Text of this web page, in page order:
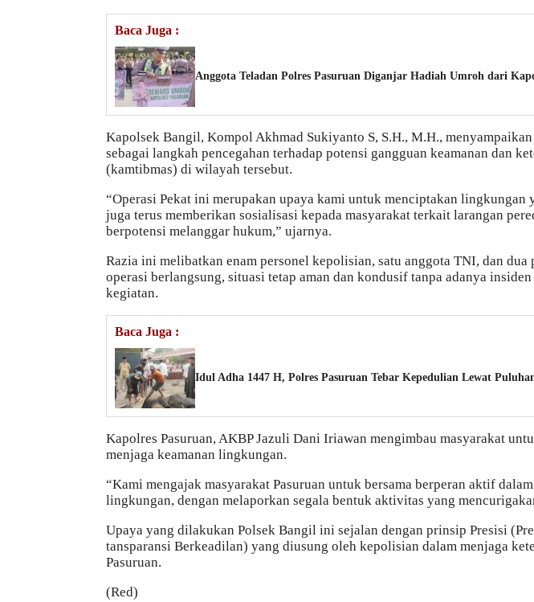
Baca Juga :
Anggota Teladan Polres Pasuruan Diganjar Hadiah Umroh dari
Kapolsek Bangil, Kompol Akhmad Sukiyanto S, S.H., M.H.,
sebagai langkah pencegahan terhadap potensi gangguan keamanan dan
(kamtibmas) di wilayah tersebut.
“Operasi Pekat ini merupakan upaya kami untuk menciptakan lingkungan
juga terus memberikan sosialisasi kepada masyarakat terkait larangan
berpotensi melanggar hukum,” ujarnya.
Razia ini melibatkan enam personel kepolisian, satu anggota TNI, dan dua
operasi berlangsung, situasi tetap aman dan kondusif tanpa adanya
kegiatan.
Baca Juga :
Idul Adha 1447 H, Polres Pasuruan Tebar Kepedulian Lewat
Kapolres Pasuruan, AKBP Jazuli Dani Iriawan mengimbau masyarakat
menjaga keamanan lingkungan.
“Kami mengajak masyarakat Pasuruan untuk bersama berperan aktif
lingkungan, dengan melaporkan segala bentuk aktivitas yang
Upaya yang dilakukan Polsek Bangil ini sejalan dengan prinsip Presisi
tansparansi Berkeadilan) yang diusung oleh kepolisian dalam menjaga
Pasuruan.
(Red)